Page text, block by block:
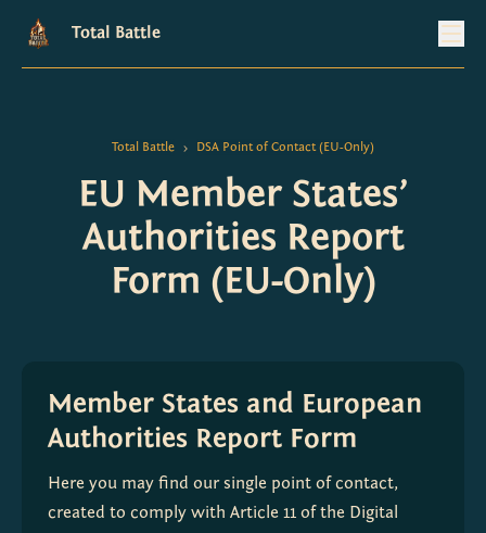
Total Battle
Total Battle > DSA Point of Contact (EU-Only)
EU Member States’
Authorities Report
Form (EU-Only)
Member States and European
Authorities Report Form
Here you may find our single point of contact,
created to comply with Article 11 of the Digital